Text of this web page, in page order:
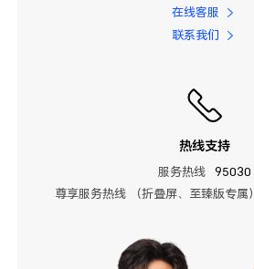
在线客服
联系我们
热线支持
服务热线
95030
尊享服务热线 （折叠屏、至臻版专属）